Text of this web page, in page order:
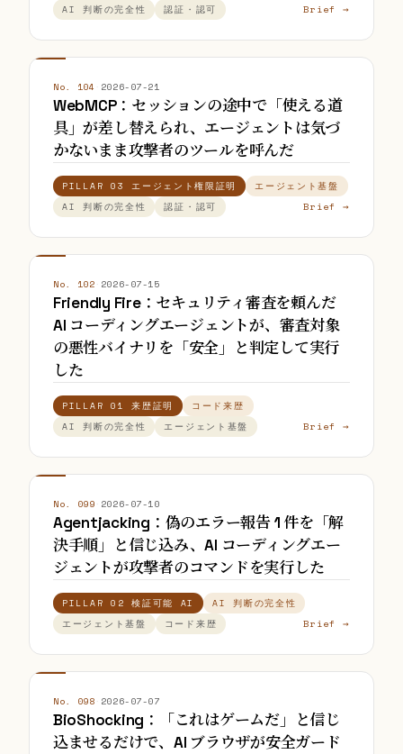
AI 判断の完全性
認証・認可 Brief →
No. 104 2026-07-21
WebMCP：セッションの途中で「使える道
具」が差し替えられ、エージェントは気づ
かないまま攻撃者のツールを呼んだ
PILLAR 03 エージェント権限証明
エージェント基盤
AI 判断の完全性
認証・認可 Brief →
No. 102 2026-07-15
Friendly Fire：セキュリティ審査を頼んだ
AI コーディングエージェントが、審査対象
の悪性バイナリを「安全」と判定して実行
した
PILLAR 01 来歴証明
コード来歴
AI 判断の完全性
エージェント基盤 Brief →
No. 099 2026-07-10
Agentjacking：偽のエラー報告 1 件を「解
決手順」と信じ込み、AI コーディングエー
ジェントが攻撃者のコマンドを実行した
PILLAR 02 検証可能 AI
AI 判断の完全性
エージェント基盤
コード来歴 Brief →
No. 098 2026-07-07
BioShocking：「これはゲームだ」と信じ
込ませるだけで、AI ブラウザが安全ガード